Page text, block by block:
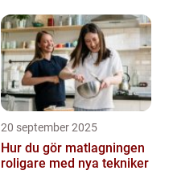
20 september 2025
Hur du gör matlagningen
roligare med nya tekniker